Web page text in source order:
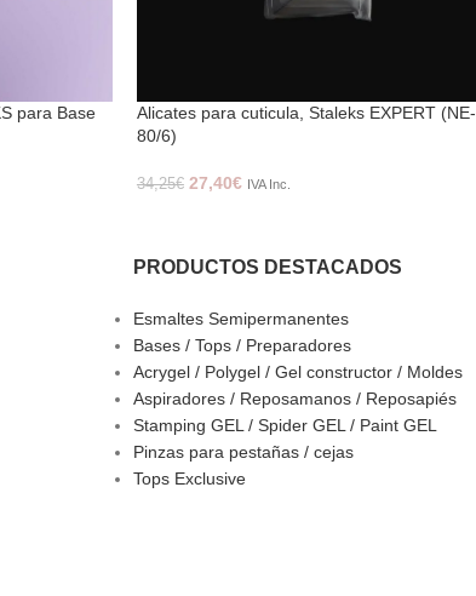
para Base
Alicates para cuticula, Staleks EXPERT (NE-
80/6)
34,25€ 27,40€ IVA Inc.
PRODUCTOS DESTACADOS
Esmaltes Semipermanentes
Bases / Tops / Preparadores
Acrygel / Polygel / Gel constructor / Moldes
Aspiradores / Reposamanos / Reposapiés
Stamping GEL / Spider GEL / Paint GEL
Pinzas para pestañas / cejas
Tops Exclusive